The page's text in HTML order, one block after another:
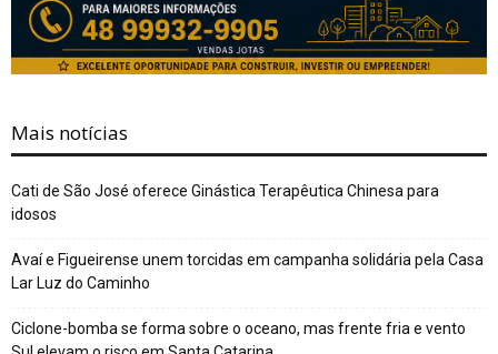
Mais notícias
Cati de São José oferece Ginástica Terapêutica Chinesa para
idosos
Avaí e Figueirense unem torcidas em campanha solidária pela Casa
Lar Luz do Caminho
Ciclone-bomba se forma sobre o oceano, mas frente fria e vento